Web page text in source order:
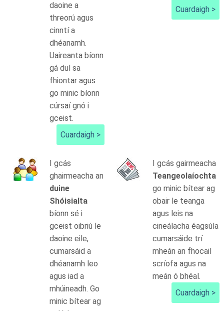
daoine a
threorú agus
cinntí a
dhéanamh.
Uaireanta bíonn
gá dul sa
fhiontar agus
go minic bíonn
cúrsaí gnó i
gceist.
Cuardaigh >
Cuardaigh >
I gcás
ghairmeacha an
duine
Shóisialta
bíonn sé i
gceist oibriú le
daoine eile,
cumarsáid a
dhéanamh leo
agus iad a
mhúineadh. Go
minic bítear ag
I gcás gairmeacha
Teangeolaíochta
go minic bítear ag
obair le teanga
agus leis na
cineálacha éagsúla
cumarsáide trí
mheán an fhocail
scríofa agus na
meán ó bhéal.
Cuardaigh >